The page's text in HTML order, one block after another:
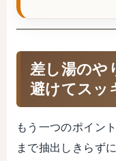
差し湯のや
避けてスッ
もう一つのポイン
まで抽出しきらず